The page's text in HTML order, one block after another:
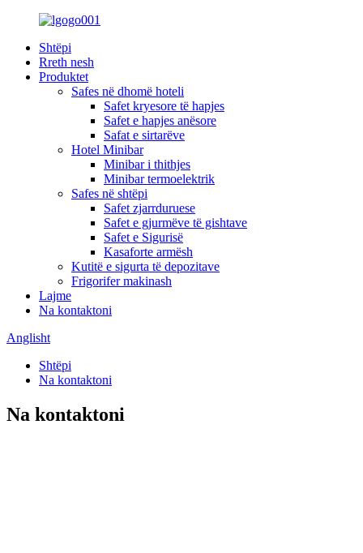
Shtëpi
Rreth nesh
Produktet
Safes në dhomë hoteli
Safet kryesore të hapjes
Safet e hapjes anësore
Safat e sirtarëve
Hotel Minibar
Minibar i thithjes
Minibar termoelektrik
Safes në shtëpi
Safet zjarrduruese
Safet e gjurmëve të gishtave
Safet e Sigurisë
Kasaforte armësh
Kutitë e sigurta të depozitave
Frigorifer makinash
Lajme
Na kontaktoni
Anglisht
Shtëpi
Na kontaktoni
Na kontaktoni